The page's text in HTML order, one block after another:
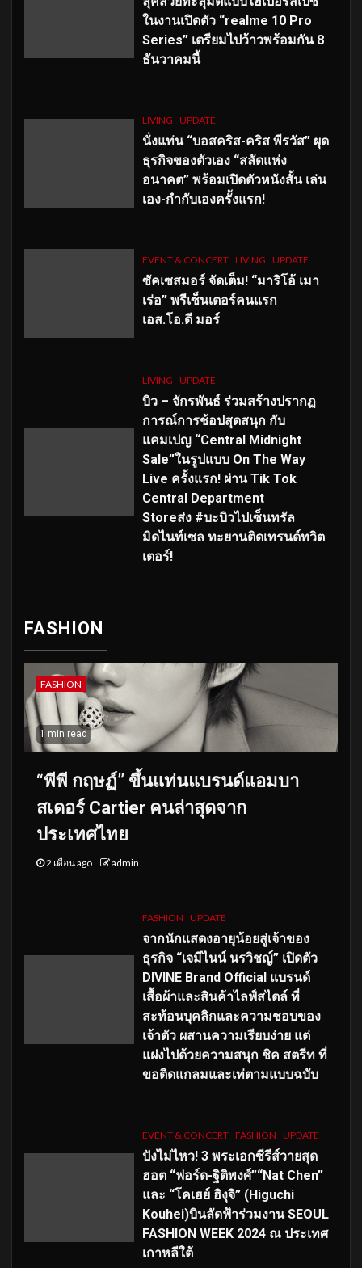
ในงานเปิดตัว “realme 10 Pro
Series” เตรียมไปว้าวพร้อมกัน 8
ธันวาคมนี้
LIVING UPDATE
นั่งแท่น “บอสคริส-คริส พีรวัส” ผุด
ธุรกิจของตัวเอง “สลัดแห่ง
อนาคต” พร้อมเปิดตัวหนังสั้น เล่น
เอง-กำกับเองครั้งแรก!
EVENT & CONCERT LIVING UPDATE
ซัคเซสมอร์ จัดเต็ม! “มาริโอ้ เมา
เร่อ” พรีเซ็นเตอร์คนแรก
เอส.โอ.ดี มอร์
LIVING UPDATE
บิว – จักรพันธ์ ร่วมสร้างปรากฏ
การณ์การช้อปสุดสนุก กับ
แคมเปญ “Central Midnight
Sale”ในรูปแบบ On The Way
Live ครั้งแรก! ผ่าน Tik Tok
Central Department
Storeส่ง #บะบิวไปเซ็นทรัล
มิดไนท์เซล ทะยานติดเทรนด์ทวิต
เตอร์!
FASHION
FASHION
1 min read
“พีพี กฤษฏ์” ขึ้นแท่นแบรนด์แอมบา
สเดอร์ Cartier คนล่าสุดจาก
ประเทศไทย
2 เดือน ago admin
FASHION UPDATE
จากนักแสดงอายุน้อยสู่เจ้าของ
ธุรกิจ “เจมีไนน์ นรวิชญ์” เปิดตัว
DIVINE Brand Official แบรนด์
เสื้อผ้าและสินค้าไลฟ์สไตล์ ที่
สะท้อนบุคลิกและความชอบของ
เจ้าตัว ผสานความเรียบง่าย แต่
แฝงไปด้วยความสนุก ชิค สตรีท ที่
ขอติดแกลมและเท่ตามแบบฉบับ
EVENT & CONCERT FASHION UPDATE
ปังไม่ไหว! 3 พระเอกซีรีส์วายสุด
ฮอต “ฟอร์ด-ฐิติพงศ์”“Nat Chen”
และ “โคเฮย์ ฮิงุจิ” (Higuchi
Kouhei)บินลัดฟ้าร่วมงาน SEOUL
FASHION WEEK 2024 ณ ประเทศ
เกาหลีใต้